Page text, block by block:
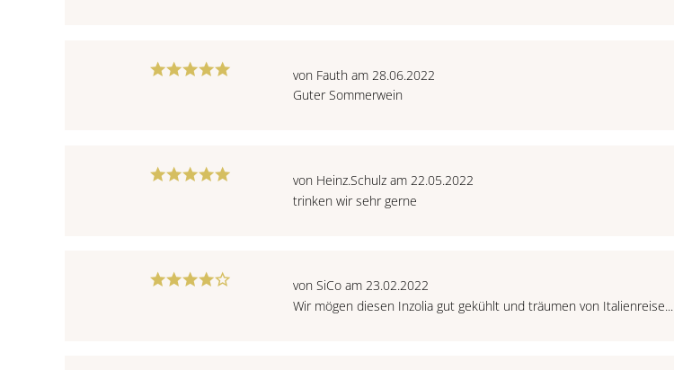
von Fauth am 28.06.2022
Guter Sommerwein
von Heinz.Schulz am 22.05.2022
trinken wir sehr gerne
von SiCo am 23.02.2022
Wir mögen diesen Inzolia gut gekühlt und träumen von Italienreise...